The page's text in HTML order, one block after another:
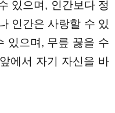
있으며, 인간보다 정
인간은 사랑할 수 있
있으며, 무릎 꿇을 수
에서 자기 자신을 바